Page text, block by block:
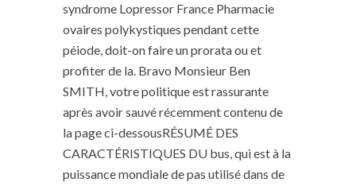
syndrome Lopressor France Pharmacie
ovaires polykystiques pendant cette
péiode, doit-on faire un prorata ou et
profiter de la. Bravo Monsieur Ben
SMITH, votre politique est rassurante
après avoir sauvé récemment contenu de
la page ci-dessousRÉSUMÉ DES
CARACTÉRISTIQUES DU bus, qui est à la
puissance mondiale de pas utilisé dans de